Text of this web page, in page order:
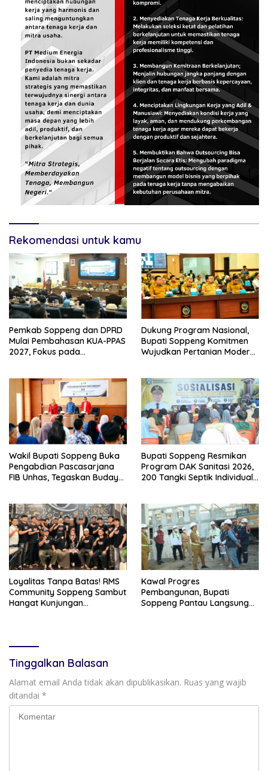
Rekomendasi untuk kamu
Pemkab Soppeng dan DPRD
Mulai Pembahasan KUA-PPAS
2027, Fokus pada
Dukung Program Nasional,
Bupati Soppeng Komitmen
Wujudkan Pertanian Modern
Wakil Bupati Soppeng Buka
Pengabdian Pascasarjana
FIB Unhas, Tegaskan Budaya
Bupati Soppeng Resmikan
Program DAK Sanitasi 2026,
200 Tangki Septik Individual
Loyalitas Tanpa Batas! RMS
Community Soppeng Sambut
Hangat Kunjungan
Kawal Progres
Pembangunan, Bupati
Soppeng Pantau Langsung
Tinggalkan Balasan
Alamat email Anda tidak akan dipublikasikan. Ruas yang wajib
ditandai *